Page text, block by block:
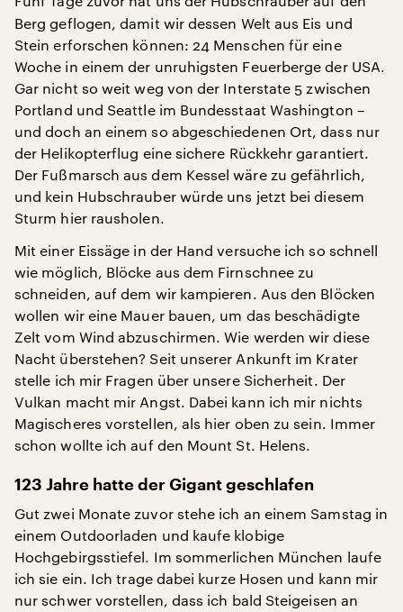
Berg geflogen, damit wir dessen Welt aus Eis und
Stein erforschen können: 24 Menschen für eine
Woche in einem der unruhigsten Feuerberge der USA.
Gar nicht so weit weg von der Interstate 5 zwischen
Portland und Seattle im Bundesstaat Washington –
und doch an einem so abgeschiedenen Ort, dass nur
der Helikopterflug eine sichere Rückkehr garantiert.
Der Fußmarsch aus dem Kessel wäre zu gefährlich,
und kein Hubschrauber würde uns jetzt bei diesem
Sturm hier rausholen.
Mit einer Eissäge in der Hand versuche ich so schnell
wie möglich, Blöcke aus dem Firnschnee zu
schneiden, auf dem wir kampieren. Aus den Blöcken
wollen wir eine Mauer bauen, um das beschädigte
Zelt vom Wind abzuschirmen. Wie werden wir diese
Nacht überstehen? Seit unserer Ankunft im Krater
stelle ich mir Fragen über unsere Sicherheit. Der
Vulkan macht mir Angst. Dabei kann ich mir nichts
Magischeres vorstellen, als hier oben zu sein. Immer
schon wollte ich auf den Mount St. Helens.
123 Jahre hatte der Gigant geschlafen
Gut zwei Monate zuvor stehe ich an einem Samstag in
einem Outdoorladen und kaufe klobige
Hochgebirgsstiefel. Im sommerlichen München laufe
ich sie ein. Ich trage dabei kurze Hosen und kann mir
nur schwer vorstellen, dass ich bald Steigeisen an